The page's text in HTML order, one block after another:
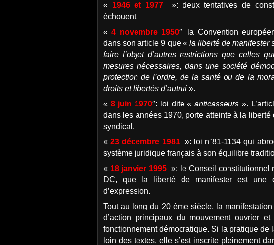
«
1946 et 1977
»: deux tentatives de
échouent.
« 4 novembre 1950″: la Convention
dans son article 9 que « la liberté de manifester
faire l’objet d’autres restrictions que celles
mesures nécessaires, dans une société
protection de l’ordre, de la santé ou de la
droits et libertés d’autrui ».
« 8 juin 1970″: loi dite «anticasseurs ».
dans les années 1970, porte atteinte à la liberté
syndical.
« 23 décembre 1981
»: loi n°81-1134 qui
système juridique français à son équilibre
« 18 janvier 1995 »: le Conseil constitutionnel
DC, que la liberté de manifester est une
d’expression.
Tout au long du 20 ème siècle, la
d’action principaux du mouvement ouvrier
fonctionnement démocratique. Si la pratique de
loin des textes, elle s’est inscrite pleinement